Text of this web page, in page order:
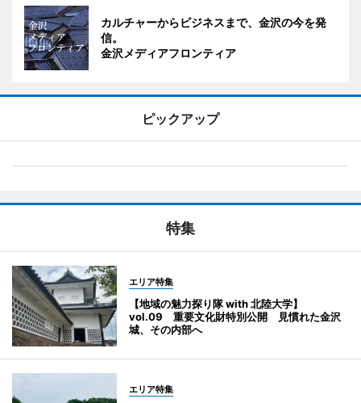
カルチャーからビジネスまで、金沢の今を発
信。
金沢メディアフロンティア
ピックアップ
特集
エリア特集
【地域の魅力探り隊 with 北陸大学】
vol.09 重要文化財特別公開 見慣れた金沢
城、その内部へ
エリア特集